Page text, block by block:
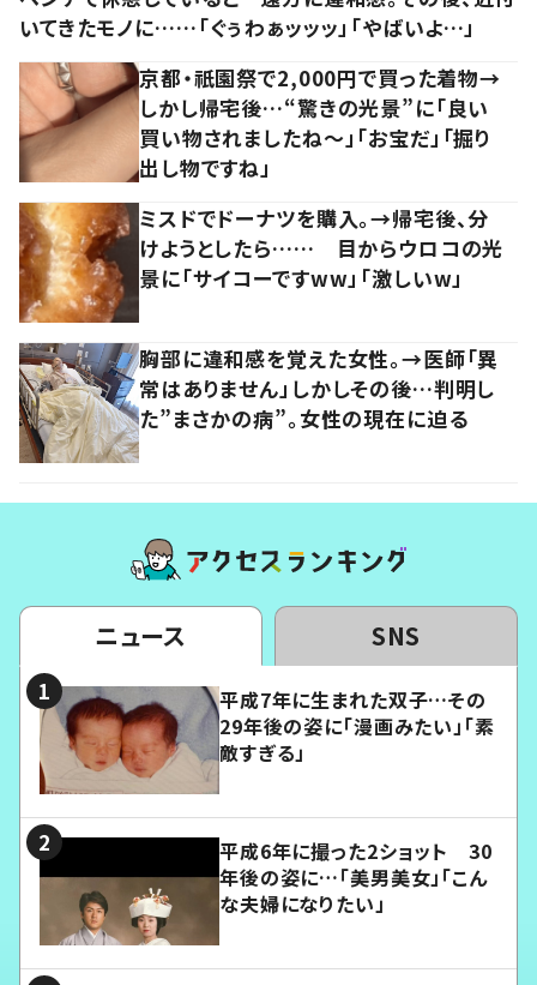
いてきたモノに……「ぐぅわぁッッッ」「やばいよ…」
京都・祇園祭で2,000円で買った着物→
しかし帰宅後…“驚きの光景”に「良い
買い物されましたね～」「お宝だ」「掘り
出し物ですね」
ミスドでドーナツを購入。→帰宅後、分
けようとしたら…… 目からウロコの光
景に「サイコーですww」「激しいw」
胸部に違和感を覚えた女性。→医師「異
常はありません」しかしその後…判明し
た”まさかの病”。女性の現在に迫る
ニュース SNS
平成7年に生まれた双子…その
29年後の姿に「漫画みたい」「素
敵すぎる」
平成6年に撮った2ショット 30
年後の姿に…「美男美女」「こん
な夫婦になりたい」